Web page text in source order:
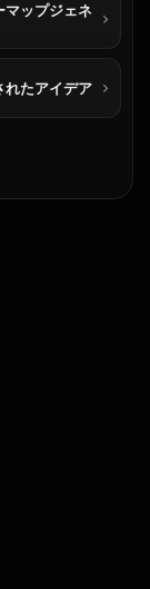
マップジェネ
れたアイデア